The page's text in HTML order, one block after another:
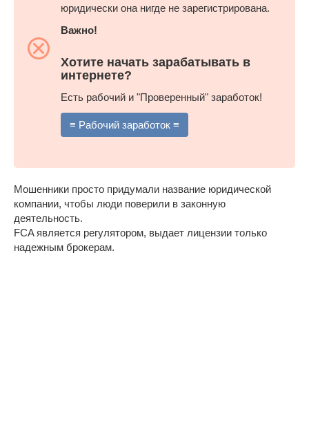
юридически она нигде не зарегистрирована.
Важно!
Хотите начать зарабатывать в
интернете?
Есть рабочий и "Проверенный" заработок!
≡ Рабочий заработок ≡
Мошенники просто придумали название юридической
компании, чтобы люди поверили в законную
деятельность.
FCA является регулятором, выдает лицензии только
надежным брокерам.